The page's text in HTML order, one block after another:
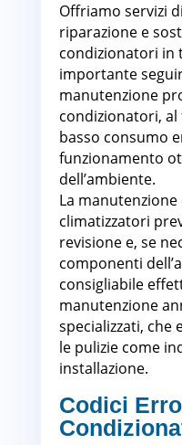
Offriamo servizi
riparazione e
condizionatori in
importante
manutenzione
condizionatori,
basso consumo
funzionamento
dell’ambiente.
La
climatizzatori
revisione e, se
componenti
consigliabile
manutenzione
specializzati, che
le pulizie come
installazione.
Codici